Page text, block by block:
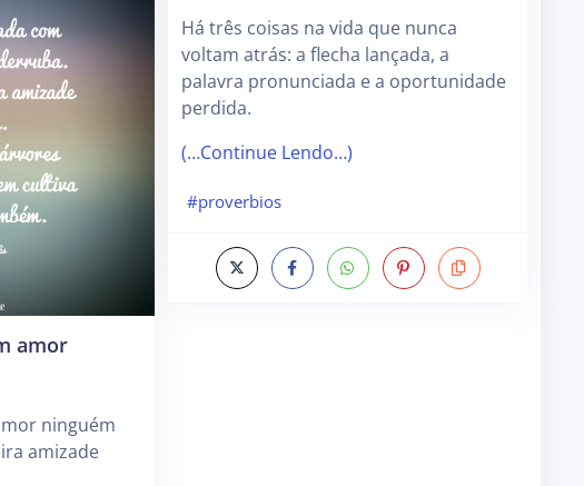
amor
ninguém
amizade
Há três coisas na vida que nunca
voltam atrás: a flecha lançada, a
palavra pronunciada e a oportunidade
perdida.
(…Continue Lendo…)
#proverbios